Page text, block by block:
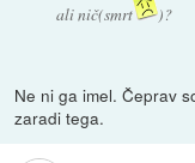
ali nič(smrt
)?
Ne ni ga imel. Čeprav
zaradi tega.